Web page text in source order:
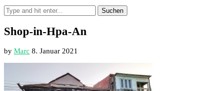
Suchen
Shop-in-Hpa-An
by Marc 8. Januar 2021